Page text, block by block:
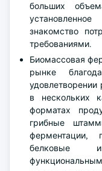
больших
знакомство
требованиями.
Биомассовая
рынке
в нескольких
форматах
грибные
ферментации,
белковые